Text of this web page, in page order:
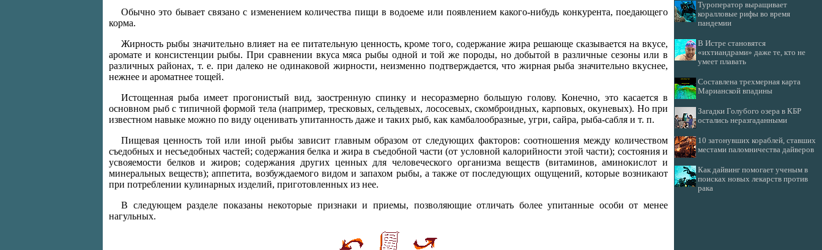
Обычно это бывает связано с изменением количества пищи в водоеме или появлением какого-нибудь конкурента, поедающего
корма.
Жирность рыбы значительно влияет на ее питательную ценность, кроме того, содержание жира решающе сказывается на вкусе,
аромате и консистенции рыбы. При сравнении вкуса мяса рыбы одной и той же породы, но добытой в различные сезоны или в
различных районах, т. е. при далеко не одинаковой жирности, неизменно подтверждается, что жирная рыба значительно вкуснее,
нежнее и ароматнее тощей.
Истощенная рыба имеет прогонистый вид, заостренную спинку и несоразмерно большую голову. Конечно, это касается в
основном рыб с типичной формой тела (например, тресковых, сельдевых, лососевых, скомброидных, карповых, окуневых). Но при
известном навыке можно по виду оценивать упитанность даже и таких рыб, как камбалообразные, угри, сайра, рыба-сабля и т. п.
Пищевая ценность той или иной рыбы зависит главным образом от следующих факторов: соотношения между количеством
съедобных и несъедобных частей; содержания белка и жира в съедобной части (от условной калорийности этой части); состояния и
усвояемости белков и жиров; содержания других ценных для человеческого организма веществ (витаминов, аминокислот и
минеральных веществ); аппетита, возбуждаемого видом и запахом рыбы, а также от последующих ощущений, которые возникают
при потреблении кулинарных изделий, приготовленных из нее.
В следующем разделе показаны некоторые признаки и приемы, позволяющие отличать более упитанные особи от менее
нагульных.
Туроператор выращивает
коралловые рифы во время
пандемии
В Истре становятся
«ихтиандрами» даже те, кто не
умеет плавать
Составлена трехмерная карта
Марианской впадины
Загадки Голубого озера в КБР
остались неразгаданными
10 затонувших кораблей, ставших
местами паломничества дайверов
Как дайвинг помогает ученым в
поисках новых лекарств против
рака